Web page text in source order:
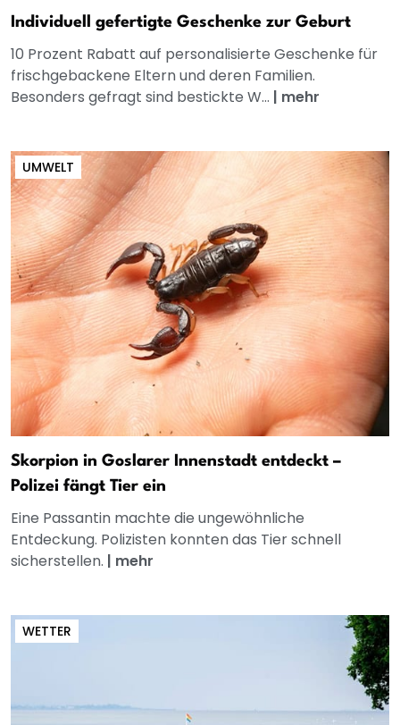
Individuell gefertigte Geschenke zur Geburt
10 Prozent Rabatt auf personalisierte Geschenke für
frischgebackene Eltern und deren Familien.
Besonders gefragt sind bestickte W... | mehr
UMWELT
Skorpion in Goslarer Innenstadt entdeckt –
Polizei fängt Tier ein
Eine Passantin machte die ungewöhnliche
Entdeckung. Polizisten konnten das Tier schnell
sicherstellen. | mehr
WETTER